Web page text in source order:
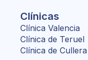
Clínicas
Clínica Valencia
Clínica de Teruel
Clínica de Cullera